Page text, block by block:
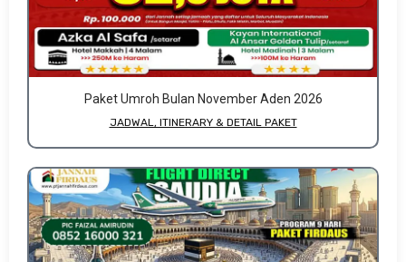
Paket Umroh Bulan November Aden 2026
JADWAL, ITINERARY & DETAIL PAKET